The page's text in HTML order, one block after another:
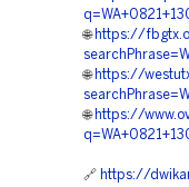
🌐 https://
🌐 https://
🌐 https://
🔗 https://